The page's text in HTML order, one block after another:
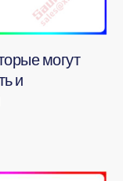
могут
и